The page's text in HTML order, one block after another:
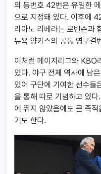
의 등번호 42번은 유일한
으로 지정돼 있다. 이후에
리아노 리베라는 로빈슨과
뉴욕 양키스의 공동 영구결
이처럼 메이저리그와 KBO
있다. 야구 전체 역사에 남
있어 구단에 기여한 선수들
을 통해 따로 기념하고 있
에 뛰지 않았음에도 큰 족
기도 한다.